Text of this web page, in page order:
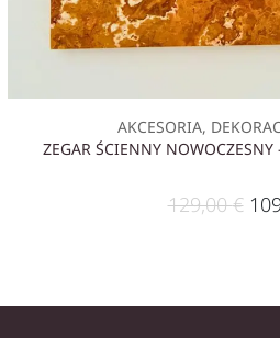
AKCESORIA,
ZEGAR ŚCIENNY NOWOCZESNY
129,00€